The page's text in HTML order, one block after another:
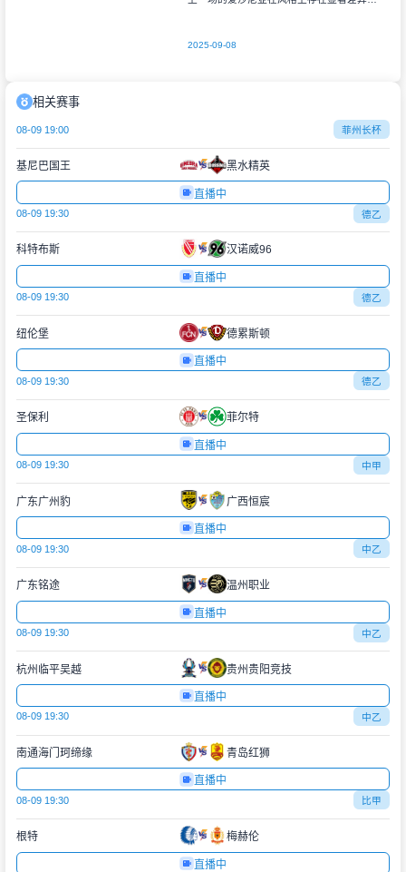
出色的
2025-09-08
相关赛事
08-09 19:00 菲州长杯
基尼巴国王 黑水精英
直播中
08-09 19:30 德乙
科特布斯 汉诺威96
直播中
08-09 19:30 德乙
纽伦堡 德累斯顿
直播中
08-09 19:30 德乙
圣保利 菲尔特
直播中
08-09 19:30 中甲
广东广州豹 广西恒宸
直播中
08-09 19:30 中乙
广东铭途 温州职业
直播中
08-09 19:30 中乙
杭州临平吴越 贵州贵阳竞技
直播中
08-09 19:30 中乙
南通海门珂缔缘 青岛红狮
直播中
08-09 19:30 比甲
根特 梅赫伦
直播中